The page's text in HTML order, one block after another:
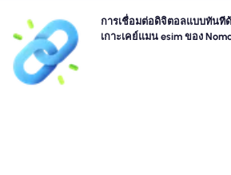
การเชื่อมต่อดิจิตอลแบบทันที
เกาะเคย์แมน esim ของ
ข้ามคิวและลืมซิมทางกายภาพ เปิดใช้งาน
หมู่เกาะเคย์แมน eSIM ทันทีจากอุปกรณ์ของคุณสำ
เชื่อมต่อ 4G/5G อย่างรวดเร็ว ออนไลน์ทันทีที่คุณม